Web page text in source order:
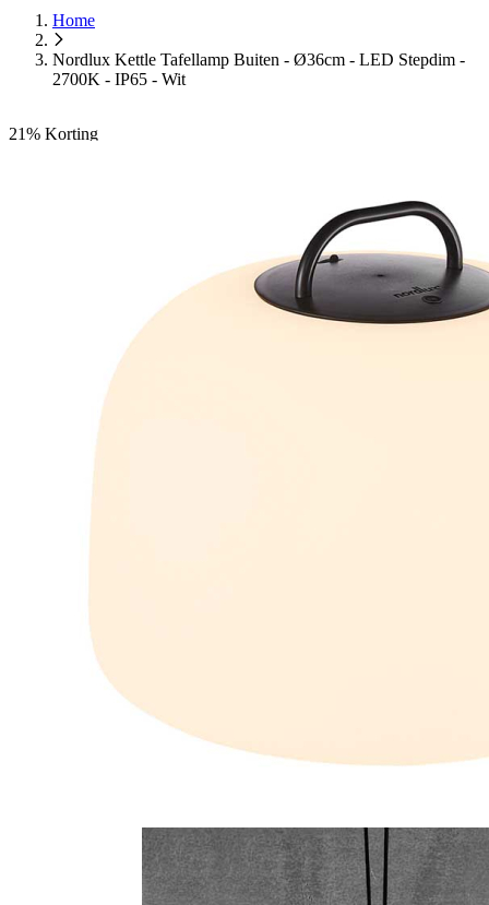
Home
Nordlux Kettle Tafellamp Buiten - Ø36cm - LED Stepdim -
2700K - IP65 - Wit
21% Korting